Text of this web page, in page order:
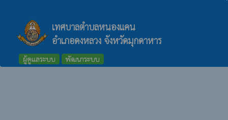
เทศบาลตำบลหนองแคน
อำเภอดงหลวง จังหวัดมุกดาหาร
ผู้ดูแลระบบ พัฒนาระบบ